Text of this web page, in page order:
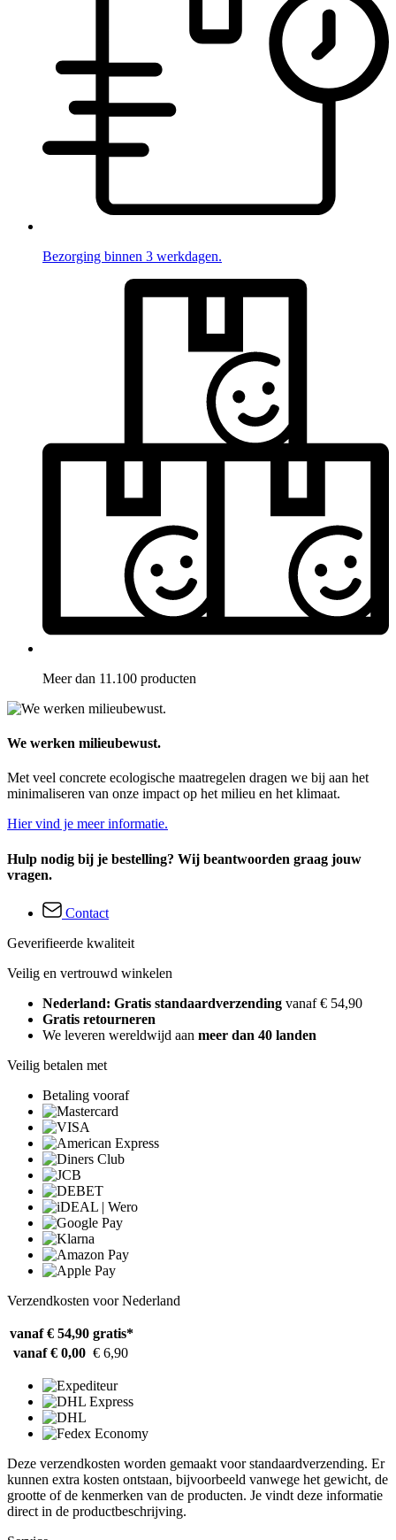
Bezorging binnen 3 werkdagen.
Meer dan 11.100 producten
We werken milieubewust.
Met veel concrete ecologische maatregelen dragen we bij aan het
minimaliseren van onze impact op het milieu en het klimaat.
Hier vind je meer informatie.
Hulp nodig bij je bestelling? Wij beantwoorden graag jouw
vragen.
Contact
Geverifieerde kwaliteit
Veilig en vertrouwd winkelen
Nederland: Gratis standaardverzending vanaf € 54,90
Gratis retourneren
We leveren wereldwijd aan meer dan 40 landen
Veilig betalen met
Betaling vooraf
Verzendkosten voor Nederland
vanaf € 54,90 gratis*
vanaf € 0,00 € 6,90
Deze verzendkosten worden gemaakt voor standaardverzending. Er
kunnen extra kosten ontstaan, bijvoorbeeld vanwege het gewicht, de
grootte of de kenmerken van de producten. Je vindt deze informatie
direct in de productbeschrijving.